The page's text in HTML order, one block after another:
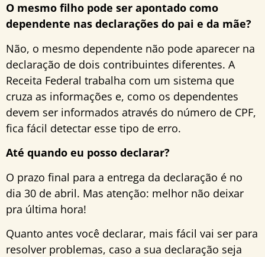
O mesmo filho pode ser apontado como
dependente nas declarações do pai e da mãe?
Não, o mesmo dependente não pode aparecer na
declaração de dois contribuintes diferentes. A
Receita Federal trabalha com um sistema que
cruza as informações e, como os dependentes
devem ser informados através do número de CPF,
fica fácil detectar esse tipo de erro.
Até quando eu posso declarar?
O prazo final para a entrega da declaração é no
dia 30 de abril. Mas atenção: melhor não deixar
pra última hora!
Quanto antes você declarar, mais fácil vai ser para
resolver problemas, caso a sua declaração seja